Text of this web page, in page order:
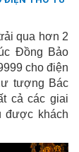
qua hơn 2
Đồng Bảo
cho điện
tượng Bác
cả các giai
được khách